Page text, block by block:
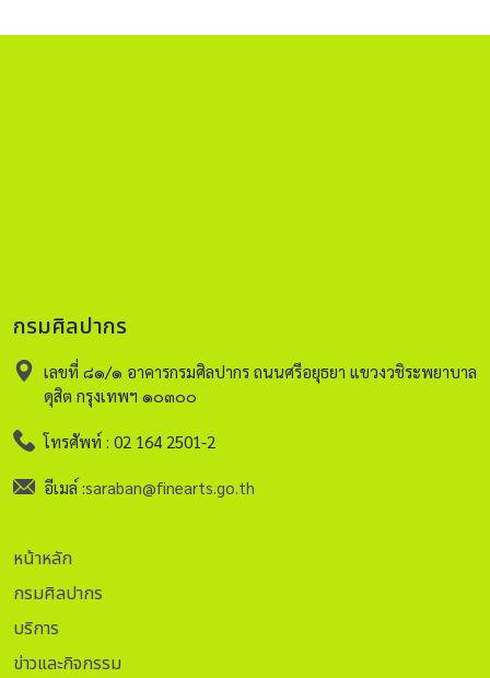
กรมศิลปากร
เลขที่ ๘๑/๑ อาคารกรมศิลปากร ถนนศรีอยุธยา แขวงวชิระพยาบาล
ดุสิต กรุงเทพฯ ๑๐๓๐๐
โทรศัพท์ : 02 164 2501-2
อีเมล์ :saraban@finearts.go.th
หน้าหลัก
กรมศิลปากร
บริการ
ข่าวและกิจกรรม